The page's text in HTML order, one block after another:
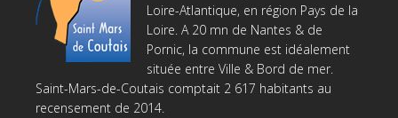
Loire-Atlantique, en région Pays de la
Loire. A 20 mn de Nantes & de
Pornic, la commune est idéalement
située entre Ville & Bord de mer.
Saint-Mars-de-Coutais comptait 2 617 habitants au
recensement de 2014.